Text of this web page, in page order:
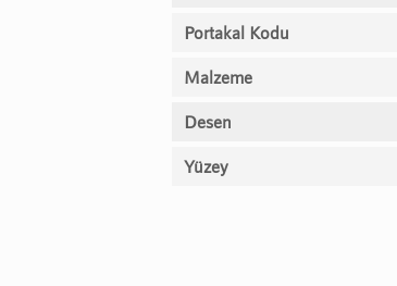
Portakal Kodu
Malzeme
Desen
Yüzey